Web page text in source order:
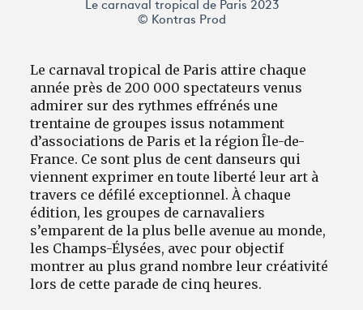
Le carnaval tropical de Paris 2023
© Kontras Prod
Le carnaval tropical de Paris attire chaque
année près de 200 000 spectateurs venus
admirer sur des rythmes effrénés une
trentaine de groupes issus notamment
d’associations de Paris et la région Île-de-
France. Ce sont plus de cent danseurs qui
viennent exprimer en toute liberté leur art à
travers ce défilé exceptionnel. À chaque
édition, les groupes de carnavaliers
s’emparent de la plus belle avenue au monde,
les Champs-Élysées, avec pour objectif
montrer au plus grand nombre leur créativité
lors de cette parade de cinq heures.